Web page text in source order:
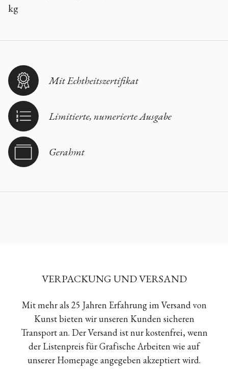
kg
Mit Echtheitszertifikat
Limitierte, numerierte Ausgabe
Gerahmt
VERPACKUNG UND VERSAND
Mit mehr als 25 Jahren Erfahrung im Versand von
Kunst bieten wir unseren Kunden sicheren
Transport an. Der Versand ist nur kostenfrei, wenn
der Listenpreis für Grafische Arbeiten wie auf
unserer Homepage angegeben akzeptiert wird.